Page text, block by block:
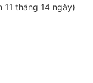
11 tháng 14 ngày)